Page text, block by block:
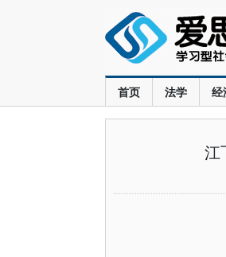
首页 法学 经
江